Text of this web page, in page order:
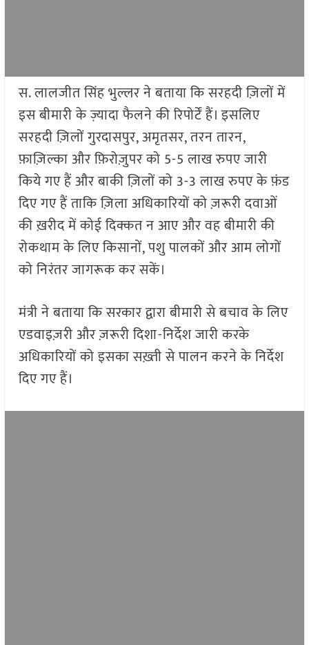
स. लालजीत सिंह भुल्लर ने बताया कि सरहदी ज़िलों में
इस बीमारी के ज़्यादा फैलने की रिपोर्टें हैं। इसलिए
सरहदी ज़िलों गुरदासपुर, अमृतसर, तरन तारन,
फ़ाज़िल्का और फ़िरोज़ुपर को 5-5 लाख रुपए जारी
किये गए हैं और बाकी ज़िलों को 3-3 लाख रुपए के फ़ंड
दिए गए हैं ताकि ज़िला अधिकारियों को ज़रूरी दवाओं
की ख़रीद में कोई दिक्कत न आए और वह बीमारी की
रोकथाम के लिए किसानों, पशु पालकों और आम लोगों
को निरंतर जागरूक कर सकें।
मंत्री ने बताया कि सरकार द्वारा बीमारी से बचाव के लिए
एडवाइज़री और ज़रूरी दिशा-निर्देश जारी करके
अधिकारियों को इसका सख़्ती से पालन करने के निर्देश
दिए गए हैं।